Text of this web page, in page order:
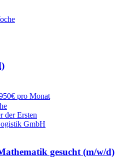
pro Monat
der Ersten
GmbH
gesucht (m/w/d)